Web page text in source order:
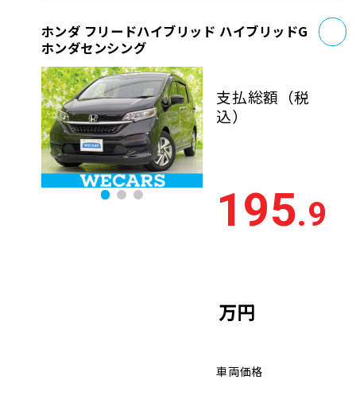
ホンダ フリードハイブリッド ハイブリッドG
ホンダセンシング
支払総額 （税
込）
195.9
万円
車両価格